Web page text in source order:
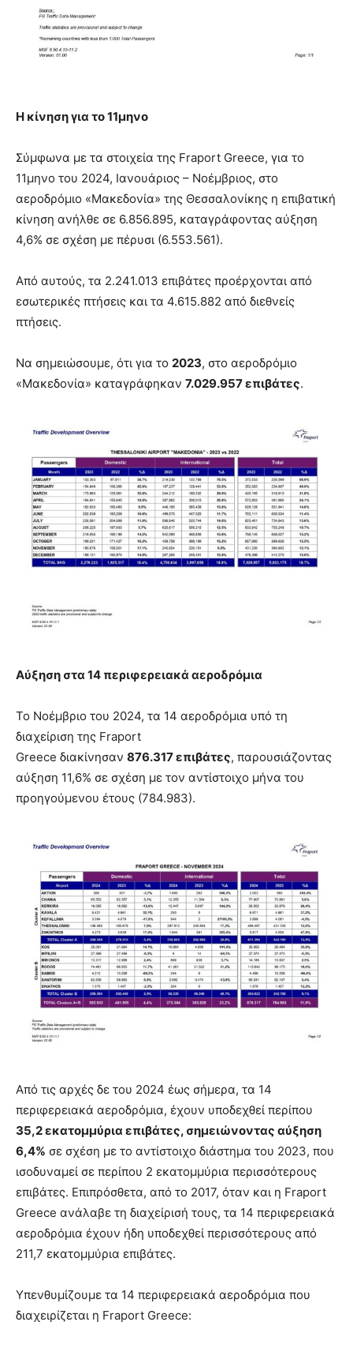
Η κίνηση για το 11μηνο
Σύμφωνα με τα στοιχεία της Fraport Greece, για το
11μηνο του 2024, Ιανουάριος – Νοέμβριος, στο
αεροδρόμιο «Μακεδονία» της Θεσσαλονίκης η επιβατική
κίνηση ανήλθε σε 6.856.895, καταγράφοντας αύξηση
4,6% σε σχέση με πέρυσι (6.553.561).
Από αυτούς, τα 2.241.013 επιβάτες προέρχονται από
εσωτερικές πτήσεις και τα 4.615.882 από διεθνείς
πτήσεις.
Να σημειώσουμε, ότι για το 2023, στο αεροδρόμιο
«Μακεδονία» καταγράφηκαν 7.029.957 επιβάτες.
Αύξηση στα 14 περιφερειακά αεροδρόμια
Το Νοέμβριο του 2024, τα 14 αεροδρόμια υπό τη
διαχείριση της Fraport
Greece διακίνησαν 876.317 επιβάτες, παρουσιάζοντας
αύξηση 11,6% σε σχέση με τον αντίστοιχο μήνα του
προηγούμενου έτους (784.983).
Από τις αρχές δε του 2024 έως σήμερα, τα 14
περιφερειακά αεροδρόμια, έχουν υποδεχθεί περίπου
35,2 εκατομμύρια επιβάτες, σημειώνοντας αύξηση
6,4% σε σχέση με το αντίστοιχο διάστημα του 2023, που
ισοδυναμεί σε περίπου 2 εκατομμύρια περισσότερους
επιβάτες. Επιπρόσθετα, από το 2017, όταν και η Fraport
Greece ανάλαβε τη διαχείρισή τους, τα 14 περιφερειακά
αεροδρόμια έχουν ήδη υποδεχθεί περισσότερους από
211,7 εκατομμύρια επιβάτες.
Υπενθυμίζουμε τα 14 περιφερειακά αεροδρόμια που
διαχειρίζεται η Fraport Greece: